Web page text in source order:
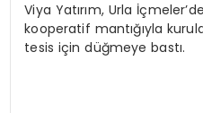
Viya Yatırım, Urla
kooperatif mantığıyla
tesis için düğmeye bastı.